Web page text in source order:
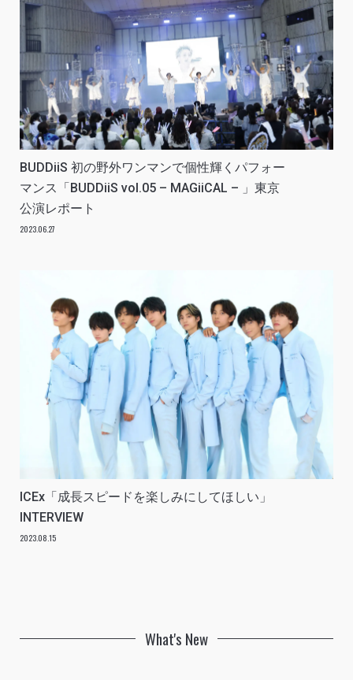
BUDDiiS 初の野外ワンマンで個性輝くパフォー
マンス「BUDDiiS vol.05 – MAGiiCAL – 」東京
公演レポート
2023.06.27
ICEx「成長スピードを楽しみにしてほしい」
INTERVIEW
2023.08.15
What's New